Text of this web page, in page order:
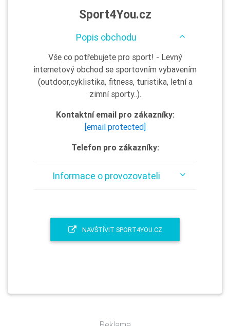
Sport4You.cz
Popis obchodu
Vše co potřebujete pro sport! - Levný
internetový obchod se sportovním vybavením
(outdoor,cyklistika, fitness, turistika, letní a
zimní sporty..).
Kontaktní email pro zákazníky:
[email protected]
Telefon pro zákazníky:
Informace o provozovateli
NAVŠTÍVIT SPORT4YOU.CZ